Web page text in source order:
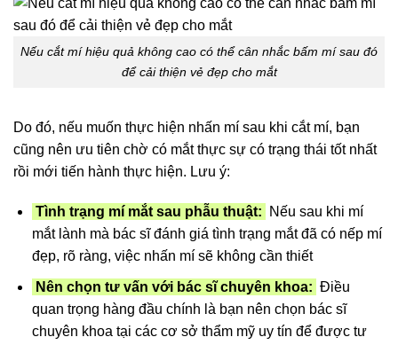
Nếu cắt mí hiệu quả không cao có thể cân nhắc bấm mí sau đó
để cải thiện vẻ đẹp cho mắt
Do đó, nếu muốn thực hiện nhấn mí sau khi cắt mí, bạn
cũng nên ưu tiên chờ có mắt thực sự có trạng thái tốt nhất
rồi mới tiến hành thực hiện. Lưu ý:
Tình trạng mí mắt sau phẫu thuật:
Nếu sau khi mí
mắt lành mà bác sĩ đánh giá tình trạng mắt đã có nếp mí
đẹp, rõ ràng, việc nhấn mí sẽ không cần thiết
Nên chọn tư vấn với bác sĩ chuyên khoa: Điều
quan trọng hàng đầu chính là bạn nên chọn bác sĩ
chuyên khoa tại các cơ sở thẩm mỹ uy tín để được tư